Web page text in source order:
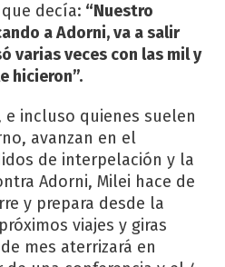
decía: “Nuestro
a Adorni, va a salir
varias veces con las mil y
hicieron”.
incluso quienes suelen
avanzan en el
de interpelación y la
Adorni, Milei hace de
y prepara desde la
viajes y giras
mes aterrizará en